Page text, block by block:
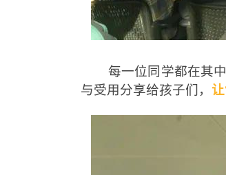
每一位同学都在其
与受用分享给孩子们，